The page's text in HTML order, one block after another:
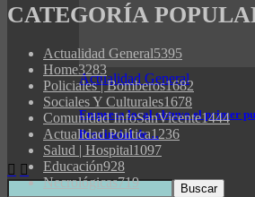
Actualidad General
Empresa local obtuvo el primer
Provincial de…
CATEGORÍA
Actualidad General5395
Home3283
Policiales | Bomberos1682
Sociales Y Culturales1678
Comunidad InfoSanVicente1444
Actualidad Política1236
Salud | Hospital1097
Educación928
Necrológicas719